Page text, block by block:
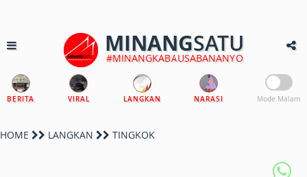
MINANGSATU
#MINANGKABAUSABANANYO
BERITA VIRAL LANGKAN NARASI Mode Malam
HOME LANGKAN TINGKOK